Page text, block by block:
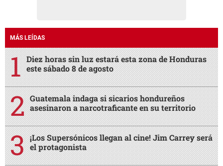
MÁS LEÍDAS
Diez horas sin luz estará esta zona de Honduras
este sábado 8 de agosto
Guatemala indaga si sicarios hondureños
asesinaron a narcotraficante en su territorio
¡Los Supersónicos llegan al cine! Jim Carrey será
el protagonista